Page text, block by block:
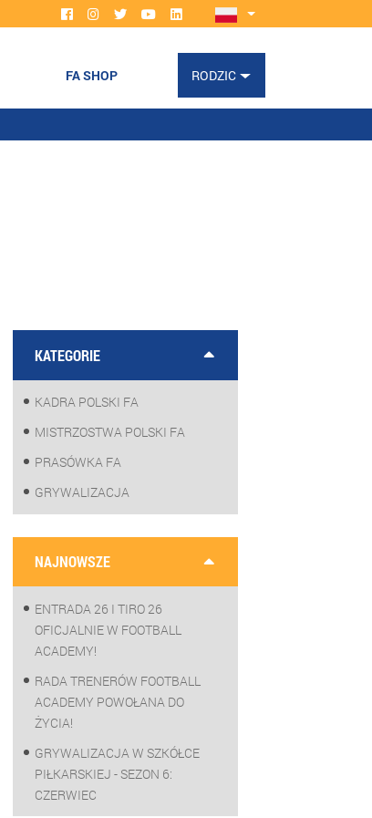
FA SHOP RODZIC
KATEGORIE
KADRA POLSKI FA
MISTRZOSTWA POLSKI FA
PRASÓWKA FA
GRYWALIZACJA
NAJNOWSZE
ENTRADA 26 I TIRO 26
OFICJALNIE W FOOTBALL
ACADEMY!
RADA TRENERÓW FOOTBALL
ACADEMY POWOŁANA DO
ŻYCIA!
GRYWALIZACJA W SZKÓŁCE
PIŁKARSKIEJ - SEZON 6:
CZERWIEC